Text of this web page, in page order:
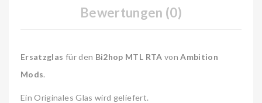
Bewertungen (0)
Ersatzglas für den Bi2hop MTL RTA vonAmbition
Mods.
Ein Originales Glas wird geliefert.